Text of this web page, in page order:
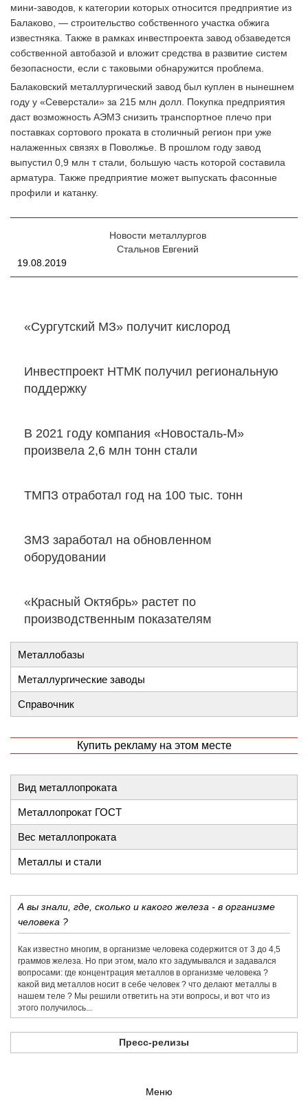
мини-заводов, к категории которых относится предприятие из
Балаково, — строительство собственного участка обжига
известняка. Также в рамках инвестпроекта завод обзаведется
собственной автобазой и вложит средства в развитие систем
безопасности, если с таковыми обнаружится проблема.
Балаковский металлургический завод был куплен в нынешнем
году у «Северстали» за 215 млн долл. Покупка предприятия
даст возможность АЭМЗ снизить транспортное плечо при
поставках сортового проката в столичный регион при уже
налаженных связях в Поволжье. В прошлом году завод
выпустил 0,9 млн т стали, большую часть которой составила
арматура. Также предприятие может выпускать фасонные
профили и катанку.
Новости металлургов
Стальнов Евгений
19.08.2019
«Сургутский МЗ» получит кислород
Инвестпроект НТМК получил региональную
поддержку
В 2021 году компания «Новосталь-М»
произвела 2,6 млн тонн стали
ТМПЗ отработал год на 100 тыс. тонн
ЗМЗ заработал на обновленном
оборудовании
«Красный Октябрь» растет по
производственным показателям
Металлобазы
Металлургические заводы
Справочник
Купить рекламу на этом месте
Вид металлопроката
Металлопрокат ГОСТ
Вес металлопроката
Металлы и стали
А вы знали, где, сколько и какого железа - в организме
человека ?
Как известно многим, в организме человека содержится от 3 до 4,5
граммов железа. Но при этом, мало кто задумывался и задавался
вопросами: где концентрация металлов в организме человека ?
какой вид металлов носит в себе человек ? что делают металлы в
нашем теле ? Мы решили ответить на эти вопросы, и вот что из
этого получилось...
Пресс-релизы
Меню